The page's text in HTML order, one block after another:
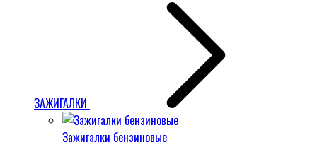
ЗАЖИГАЛКИ
Зажигалки бензиновые